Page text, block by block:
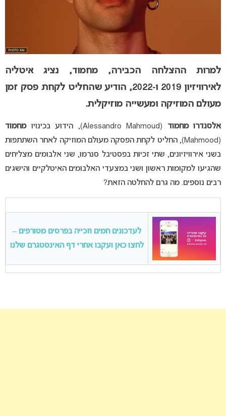
למרות ההצלחה הכבירה, מחמוד, נציג איטליה
לאירוויזיון 2019 ו-2022, הודיע שהחליט לקחת פסק זמן
מעולם המוזיקה ומעשייה מוזיקלית.
אלסנדרו מחמוד (Alessandro Mahmoud), הידוע בכינויו
מחמוד
(Mahmood), החליט לקחת הפסקה מעולם המוזיקה לאחר השתתפות
בשני אירוויזיונים, שתי זכיות בפסטיבל סנרמו, שני אלבומים מצליחים
שהגיעו למקומות ראשון ושני במצעדי האלבומים האיטלקיים והישגים
רבים נוספים. מה גרם להחלטה הזאת?
לעדכונים חמים וזכייה בפרסים מטורפים –
לחצו כאן ועקבו אחרי דף האינסטגרם שלנו